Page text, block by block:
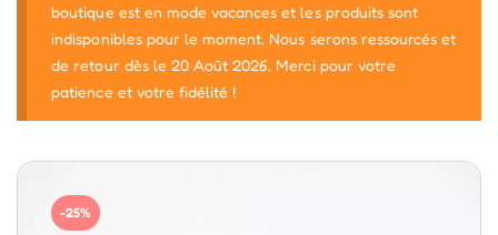
boutique est en mode vacances et les produits sont
indisponibles pour le moment. Nous serons ressourcés et
de retour dès le 20 Août 2026. Merci pour votre
patience et votre fidélité !
-25%